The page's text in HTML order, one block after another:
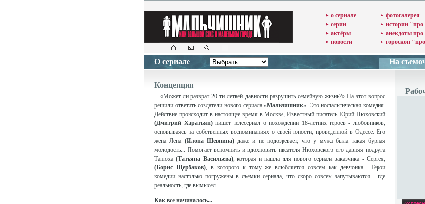
о сериале
серии
актёры
новости
фотогалерея
истории "про
анекдоты про
гороскоп
О сериале На
Концепция
«Может ли разврат 20-ти летней давности разрушить семейную жизнь?» На этот вопрос
решили ответить создатели нового сериала«Мальчишник». Это ностальгическая комедия.
Действие происходит в настоящее время в Москве, Известный писатель Юрий Нюховский
(Дмитрий Харатьян)пишет телесериал о похождении 18-летних героев - любовников,
основываясь на собственных воспоминаниях о своей юности, проведенной в Одессе. Его
жена Лена (Илона Шевнина) даже и не подозревает, что у мужа была такая бурная
молодость... Помогает вспомнить и вдохновить писателя Нюховского его давняя подруга
Танюха(Татьяна Васильева), которая и нашла для нового сериала заказчика - Сергея,
(Борис Щербаков), в которого к тому же влюбляется совсем как девчонка... Герои
комедии настолько погружены в съемки сериала, что скоро совсем запутываются - где
реальность, где вымысел...
Как все начиналось...